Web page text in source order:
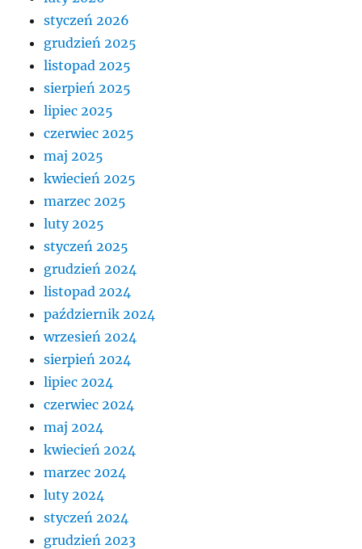
styczeń 2026
grudzień 2025
listopad 2025
sierpień 2025
lipiec 2025
czerwiec 2025
maj 2025
kwiecień 2025
marzec 2025
luty 2025
styczeń 2025
grudzień 2024
listopad 2024
październik 2024
wrzesień 2024
sierpień 2024
lipiec 2024
czerwiec 2024
maj 2024
kwiecień 2024
marzec 2024
luty 2024
styczeń 2024
grudzień 2023